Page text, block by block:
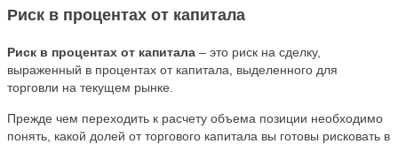
Риск в процентах от капитала
Риск в процентах от капитала – это риск на сделку,
выраженный в процентах от капитала, выделенного для
торговли на текущем рынке.
Прежде чем переходить к расчету объема позиции необходимо
понять, какой долей от торгового капитала вы готовы рисковать в